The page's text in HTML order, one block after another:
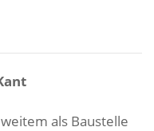
als Baustelle